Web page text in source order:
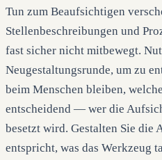
Tun zum Beaufsichtigen
Stellenbeschreibungen und
fast sicher nicht mitbewegt.
Neugestaltungsrunde, um zu
beim Menschen bleiben,
entscheidend — wer die
besetzt wird. Gestalten Sie die
entspricht, was das Werkzeug